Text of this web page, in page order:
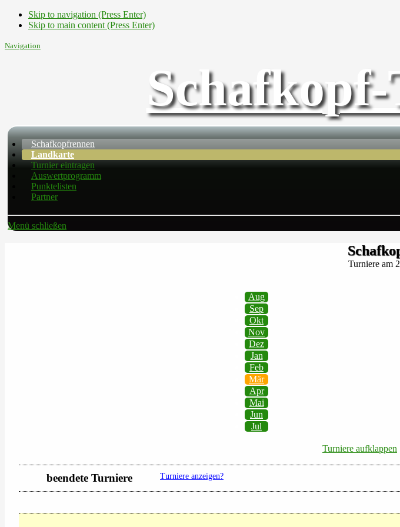
Skip to navigation (Press Enter)
Skip to main content (Press Enter)
Navigation
Schafkopfrennen
Landkarte
Turnier eintragen
Auswertprogramm
Punktelisten
Partner
Menü schließen
Turniere am
Aug
Sep
Okt
Nov
Dez
Jan
Feb
Mär
Apr
Mai
Jun
Jul
Turniere aufklappen
beendete Turniere Turniere anzeigen?